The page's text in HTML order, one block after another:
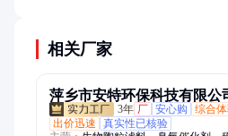
相关厂家
萍乡市安特环保科技有限公
3年 厂 安心购 综合
出价迅速
真实性已核验